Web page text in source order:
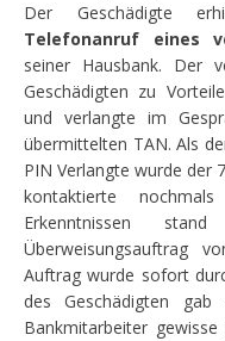
Der Geschädigte
Telefonanruf eines
seiner Hausbank. Der
Geschädigten zu
und verlangte im
übermittelten TAN. Als
PIN Verlangte wurde der
kontaktierte
Erkenntnissen
Überweisungsauftrag
Auftrag wurde sofort
des Geschädigten
Bankmitarbeiter